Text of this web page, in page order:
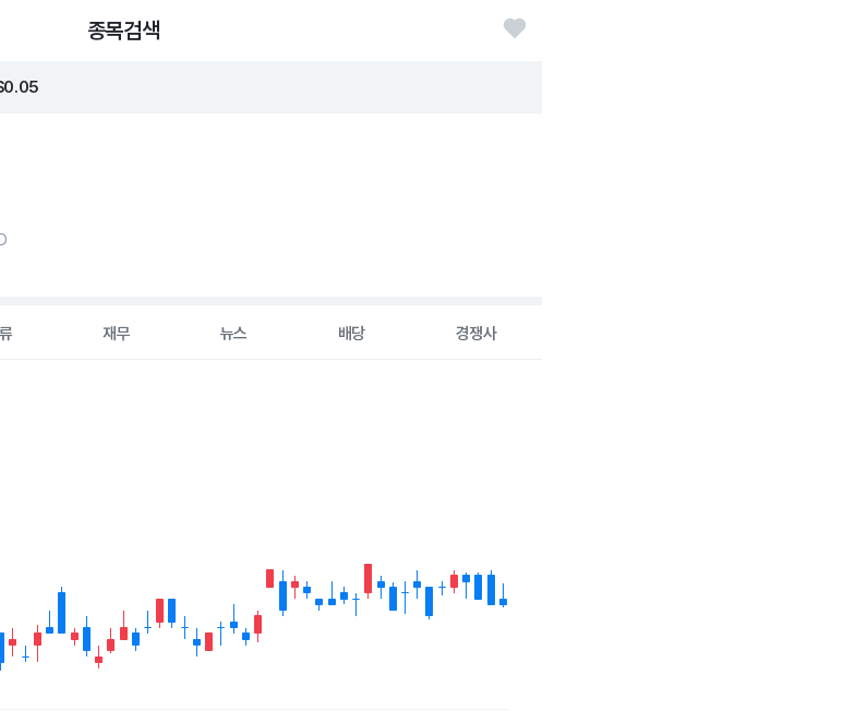
종목검색
재무 뉴스 배당 경쟁사
Data ranges from 2026-05-07 00:00:00 to 2026-08-06 00:00:00.
Data ranges from 2.025 to 2.46.